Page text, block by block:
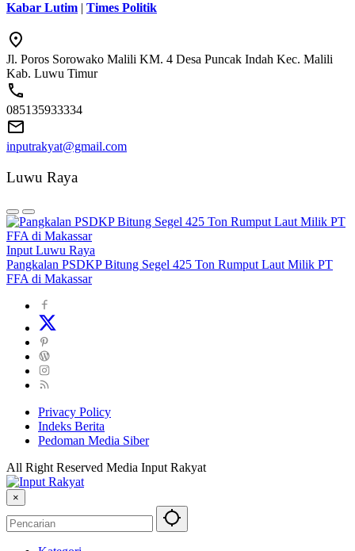
Kabar Lutim | Times Politik
Jl. Poros Sorowako Malili KM. 4 Desa Puncak Indah Kec. Malili
Kab. Luwu Timur
085135933334
inputrakyat@gmail.com
Luwu Raya
Input Luwu Raya
Pangkalan PSDKP Bitung Segel 425 Ton Rumput Laut Milik PT
FFA di Makassar
Privacy Policy
Indeks Berita
Pedoman Media Siber
All Right Reserved Media Input Rakyat
×